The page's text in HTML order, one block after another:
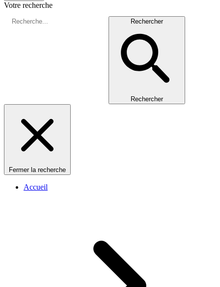
Votre recherche
Rechercher
Rechercher
Fermer la recherche
Accueil